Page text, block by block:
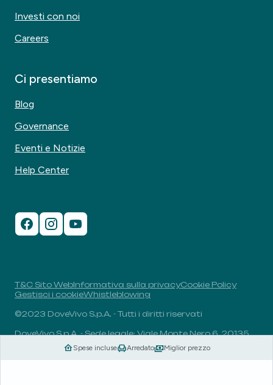
Spese incluse Arredato Miglior prezzo
Investi con noi
Careers
Ci presentiamo
Blog
Governance
Eventi e Notizie
Help Center
T&C Sito WebInformativa sulla privacyCookie Policy
Gestisci i cookieWhistleblowing
©2023 DoveVivo S.p.A. - Tutti i diritti riservati
DoveVivo S.p.A. - Sede legale: Viale Monte Nero 6, 20135,
Milano, Italia - P.I.: 00406960732 - R.E.A.: MI-1838078 -
Capitale sociale: 1.829.649,81 euro i.v.